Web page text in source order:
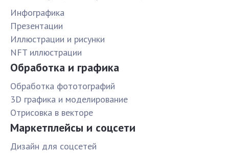
Инфографика
Презентации
Иллюстрации и рисунки
NFT иллюстрации
Обработка и графика
Обработка фототографий
3D графика и моделирование
Отрисовка в векторе
Маркетплейсы и соцсети
Дизайн для соцсетей